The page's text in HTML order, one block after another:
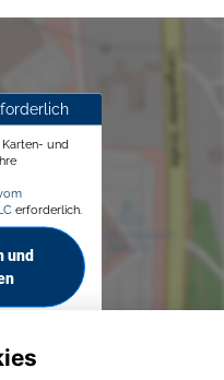
und
erforderlich.
und